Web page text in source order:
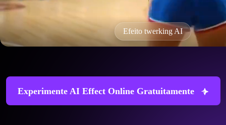
Efeito twerking AI
Experimente AI Effect Online Gratuitamente